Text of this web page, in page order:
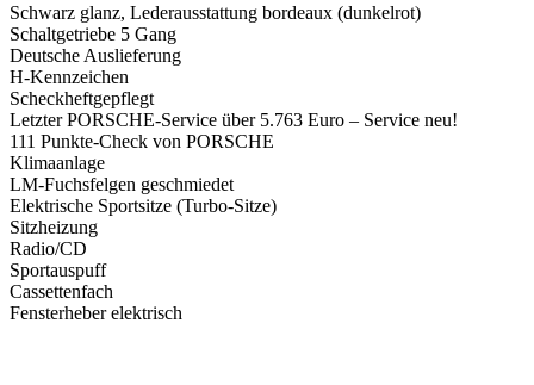
Schwarz glanz, Lederausstattung bordeaux (dunkelrot)
Schaltgetriebe 5 Gang
Deutsche Auslieferung
H-Kennzeichen
Scheckheftgepflegt
Letzter PORSCHE-Service über 5.763 Euro – Service neu!
111 Punkte-Check von PORSCHE
Klimaanlage
LM-Fuchsfelgen geschmiedet
Elektrische Sportsitze (Turbo-Sitze)
Sitzheizung
Radio/CD
Sportauspuff
Cassettenfach
Fensterheber elektrisch